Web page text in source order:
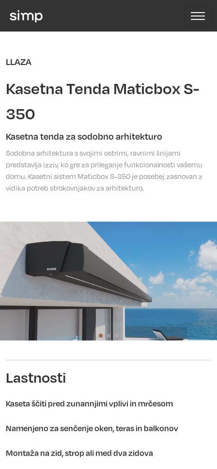
LLAZA
Kasetna Tenda Maticbox S-
350
Kasetna tenda za sodobno arhitekturo
Sodobna arhitektura s svojimi ostrimi, ravnimi linijami
predstavlja izziv, ko gre za prileganje funkcionalnosti vašemu
domu. Kasetni sistem Maticbox S-350 je posebej zasnovan z
vidika potreb strokovnjakov za arhitekturo.‎
Lastnosti
Kaseta ščiti pred zunannjimi vplivi in mrčesom
Namenjeno za senčenje oken, teras in balkonov
Montaža na zid, strop ali med dva zidova